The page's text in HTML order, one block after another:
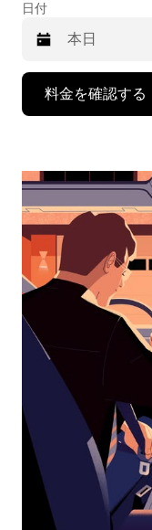
日付
で
ン
ダ
ー
を
操
作
し、
を
選
択
す。
料金を確認する